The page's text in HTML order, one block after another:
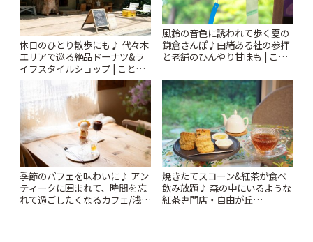
休日のひとり散歩にも♪ 代々木
エリアで巡る絶品ドーナツ&ラ
イフスタイルショップ | ことり
っぷ
風鈴の音色に誘われて歩く夏の
鎌倉さんぽ♪由緒ある社の参拝
と老舗のひんやり甘味も | こと
季節のパフェを味わいに♪ アン
ティークに囲まれて、時間を忘
れて過ごしたくなるカフェ/浅草
焼きたてスコーン&紅茶が食べ
飲み放題♪ 森の中にいるような
紅茶専門店・自由が丘